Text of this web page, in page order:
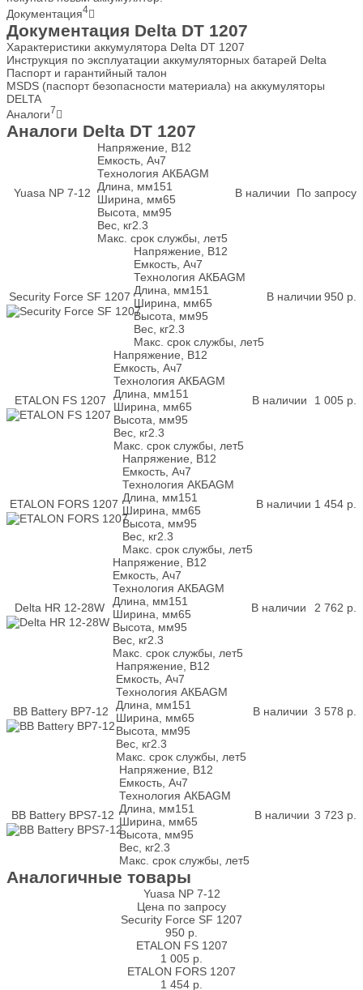
Документация4
Документация Delta DT 1207
Характеристики аккумулятора Delta DT 1207
Инструкция по эксплуатации аккумуляторных батарей Delta
Паспорт и гарантийный талон
MSDS (паспорт безопасности материала) на аккумуляторы
DELTA
Аналоги7
Аналоги Delta DT 1207
Yuasa NP 7-12
Напряжение, В12
Емкость, Ач7
Технология АКБAGM
Длина, мм151
Ширина, мм65
Высота, мм95
Вес, кг2.3
Макс. срок службы, лет5
В наличии По запросу
Security Force SF 1207
Напряжение, В12
Емкость, Ач7
Технология АКБAGM
Длина, мм151
Ширина, мм65
Высота, мм95
Вес, кг2.3
Макс. срок службы, лет5
В наличии 950 р.
ETALON FS 1207
Напряжение, В12
Емкость, Ач7
Технология АКБAGM
Длина, мм151
Ширина, мм65
Высота, мм95
Вес, кг2.3
Макс. срок службы, лет5
В наличии 1 005 р.
ETALON FORS 1207
Напряжение, В12
Емкость, Ач7
Технология АКБAGM
Длина, мм151
Ширина, мм65
Высота, мм95
Вес, кг2.3
Макс. срок службы, лет5
В наличии 1 454 р.
Delta HR 12-28W
Напряжение, В12
Емкость, Ач7
Технология АКБAGM
Длина, мм151
Ширина, мм65
Высота, мм95
Вес, кг2.3
Макс. срок службы, лет5
В наличии 2 762 р.
BB Battery BP7-12
Напряжение, В12
Емкость, Ач7
Технология АКБAGM
Длина, мм151
Ширина, мм65
Высота, мм95
Вес, кг2.3
Макс. срок службы, лет5
В наличии 3 578 р.
BB Battery BPS7-12
Напряжение, В12
Емкость, Ач7
Технология АКБAGM
Длина, мм151
Ширина, мм65
Высота, мм95
Вес, кг2.3
Макс. срок службы, лет5
В наличии 3 723 р.
Аналогичные товары
Yuasa NP 7-12
Цена по запросу
Security Force SF 1207
950 р.
ETALON FS 1207
1 005 р.
ETALON FORS 1207
1 454 р.